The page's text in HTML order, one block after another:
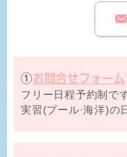
①お問合せフォーム
フリー日程予約制で
実習(プール·海洋)の